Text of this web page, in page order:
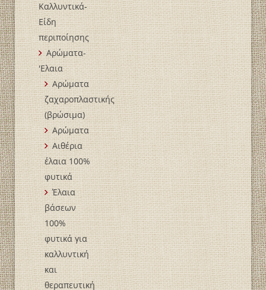
Καλλυντικά-
Είδη
περιποίησης
Αρώματα-
'Ελαια
Αρώματα
ζαχαροπλαστικής
(βρώσιμα)
Αρώματα
Αιθέρια
έλαια 100%
φυτικά
Έλαια
βάσεων
100%
φυτικά για
καλλυντική
και
θεραπευτική